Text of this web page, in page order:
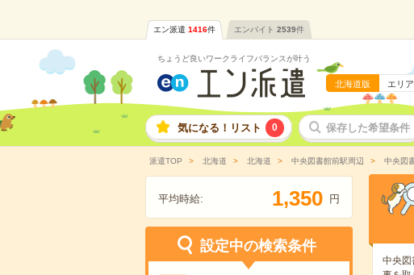
エン派遣 1416件 エンバイト 2539件
ちょうど良いワークライフバランスが叶う
北海道版 エリ
気になる！リスト 0 保存した希望条件
派遣TOP 北海道 北海道 中央図書館前駅周辺 中央図
平均時給: 1,350 円
設定中の検索条件
中央図